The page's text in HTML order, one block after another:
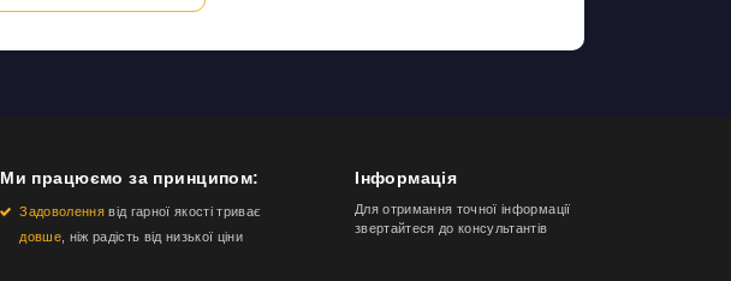
Ми працюємо за принципом:
Задоволеннявід гарної якості триває
довше, ніж радість від низької ціни
Інформація
Для отримання точної інформації
звертайтеся до консультантів